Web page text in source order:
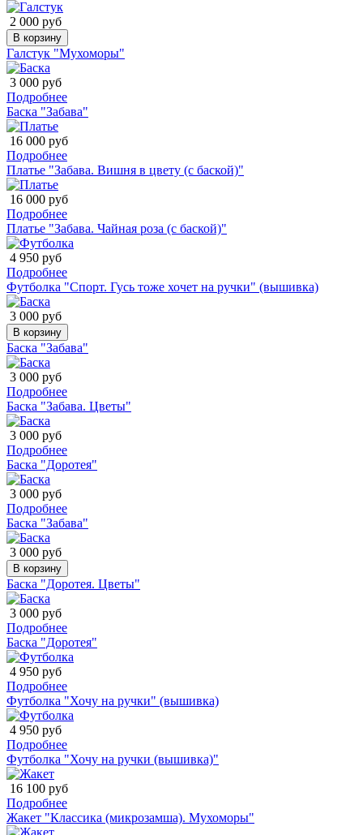
2 000 руб
В корзину
Галстук "Мухоморы"
3 000 руб
Подробнее
Баска "Забава"
16 000 руб
Подробнее
Платье "Забава. Вишня в цвету (с баской)"
16 000 руб
Подробнее
Платье "Забава. Чайная роза (с баской)"
4 950 руб
Подробнее
Футболка "Спорт. Гусь тоже хочет на ручки" (вышивка)
3 000 руб
В корзину
Баска "Забава"
3 000 руб
Подробнее
Баска "Забава. Цветы"
3 000 руб
Подробнее
Баска "Доротея"
3 000 руб
Подробнее
Баска "Забава"
3 000 руб
В корзину
Баска "Доротея. Цветы"
3 000 руб
Подробнее
Баска "Доротея"
4 950 руб
Подробнее
Футболка "Хочу на ручки" (вышивка)
4 950 руб
Подробнее
Футболка "Хочу на ручки (вышивка)"
16 100 руб
Подробнее
Жакет "Классика (микрозамша). Мухоморы"